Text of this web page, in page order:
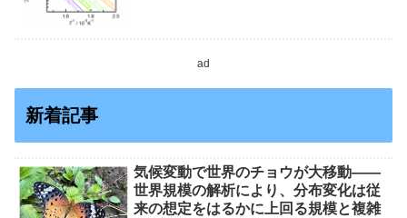
ad
新着記事
気候変動で世界のチョウが大移動――
世界規模の解析により、分布変化は従
来の想定をはるかに上回る規模と複雑